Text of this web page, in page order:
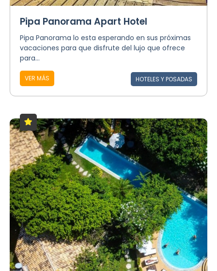
Pipa Panorama Apart Hotel
Pipa Panorama lo esta esperando en sus próximas
vacaciones para que disfrute del lujo que ofrece
para...
VER MÁS HOTELES Y POSADAS